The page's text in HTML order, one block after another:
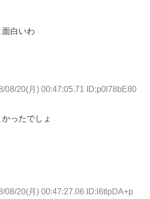
面白いわ
08/20(月) 00:47:05.71 ID:p0l78bE80
ったでしょ
08/20(月) 00:47:27.06 ID:l6tlpDA+p